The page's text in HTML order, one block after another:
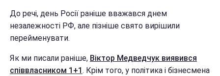
До речі, день Росії раніше вважався днем
незалежності РФ, але пізніше свято вирішили
перейменувати.
Як ми писали раніше, Віктор Медведчук виявився
співвласником 1+1 . Крім того, у політика і бізнесмена